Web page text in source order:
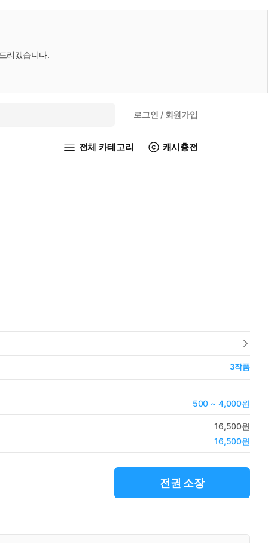
리겠습니다.
로그인 / 회원가입
전체 카테고리 캐시충전
3작품
500 ~ 4,000원
16,500원
16,500원
전권 소장